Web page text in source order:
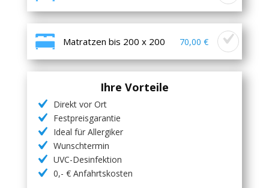
Matratzen bis 200 x 200 70,00 €
Ihre Vorteile
Direkt vor Ort
Festpreisgarantie
Ideal für Allergiker
Wunschtermin
UVC-Desinfektion
0,- € Anfahrtskosten